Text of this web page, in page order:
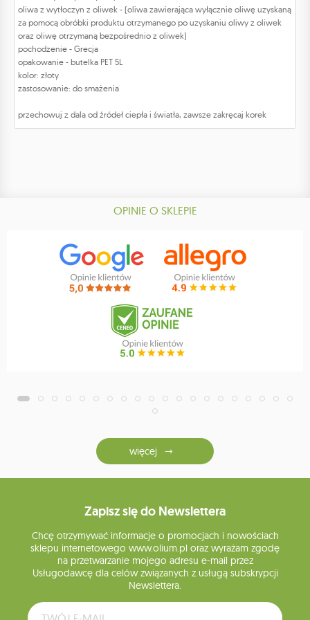
oliwa z wytłoczyn z oliwek - (oliwa zawierająca wyłącznie oliwę uzyskaną
za pomocą obróbki produktu otrzymanego po uzyskaniu oliwy z oliwek
oraz oliwę otrzymaną bezpośrednio z oliwek)
pochodzenie - Grecja
opakowanie - butelka PET 5L
kolor: złoty
zastosowanie: do smażenia
przechowuj z dala od źródeł ciepła i światła, zawsze zakręcaj korek
OPINIE O SKLEPIE
więcej
Zapisz się do Newslettera
Chcę otrzymywać informacje o promocjach i nowościach
sklepu internetowego www.olium.pl oraz wyrażam zgodę
na przetwarzanie mojego adresu e-mail przez
Usługodawcę dla celów związanych z usługą subskrypcji
Newslettera.